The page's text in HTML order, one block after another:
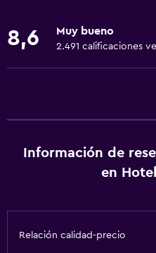
Instalaciones para reuniones
Recepción 24 horas
Wifi gratis
Internet
8,6 Muy bueno
2.491 calificaciones
Información de
en
Relación calidad-precio